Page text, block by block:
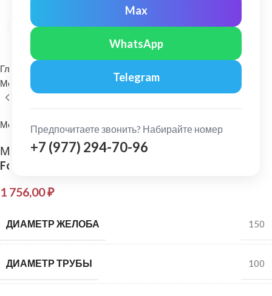
Max
WhatsApp
Telegram
Предпочитаете звонить? Набирайте номер
+7 (977) 294-70-96
Нажмите, чтобы увеличить
Главная
Металлические водосточные системы
Труба водосточная
МеталлПрофиль
МеталлПрофиль: Труба водосточная
Foramina D=100мм L=3м PUR Ral 7024
1 756,00₽
ДИАМЕТР ЖЕЛОБА 150
ДИАМЕТР ТРУБЫ 100